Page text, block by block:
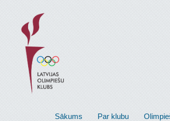
Sākums Par klubu